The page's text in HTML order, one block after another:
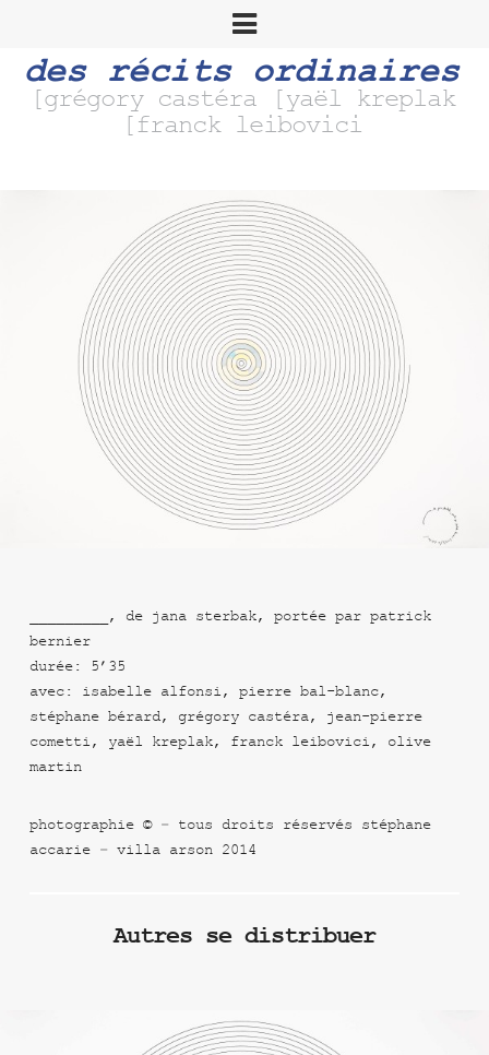
des récits ordinaires
[grégory castéra [yaël kreplak
[franck leibovici
_________, de jana sterbak, portée par patrick
bernier
durée: 5’35
avec: isabelle alfonsi, pierre bal-blanc,
stéphane bérard, grégory castéra, jean-pierre
cometti, yaël kreplak, franck leibovici, olive
martin
photographie © – tous droits réservés stéphane
accarie – villa arson 2014
Autres se distribuer